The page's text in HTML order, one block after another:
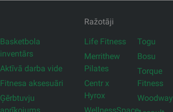
Basketbola
inventārs
Aktīvā darba vide
Fitnesa aksesuāri
Ģērbtuvju
aprīkojums
Ražotāji
Life Fitness
Merrithew
Pilates
Centr x
Hyrox
WellnessSpace
Togu
Bosu
Torque
Fitness
Woodway